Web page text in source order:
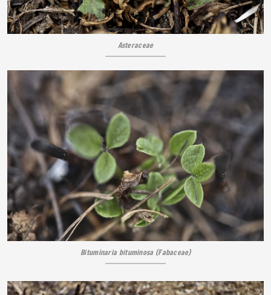
Asteraceae
Bituminaria bituminosa (Fabaceae)